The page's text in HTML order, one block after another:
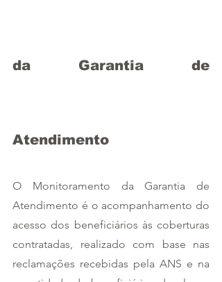
da Garantia de
Atendimento
O Monitoramento da Garantia de
Atendimento é o acompanhamento do
acesso dos beneficiários às coberturas
contratadas, realizado com base nas
reclamações recebidas pela ANS e na